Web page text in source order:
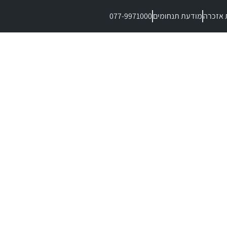
אזכרהמודעת תנחומים077-9971000